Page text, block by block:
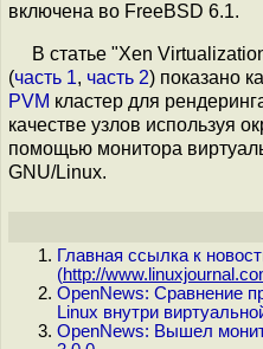
включена во FreeBSD 6.1.
В статье "Xen
(часть 1, часть 2) показано
PVM кластер для
качестве узлов используя
помощью монитора
GNU/Linux.
Главная ссылка к
(http://
OpenNews: Сравнение
Linux внутри
OpenNews: Вышел